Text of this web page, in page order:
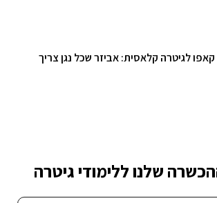
קאפו לגיטרה קלאסית: אביזר שכל נגן צריך
שלנו ללימודי גיטרה